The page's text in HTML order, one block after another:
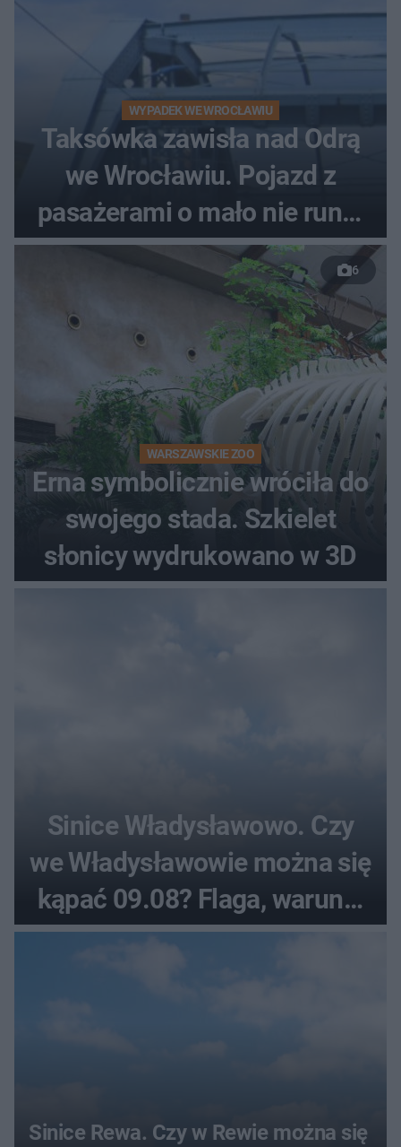
WYPADEK WE WROCŁAWIU
Taksówka zawisła nad Odrą
we Wrocławiu. Pojazd z
pasażerami o mało nie runął
do rzeki
6
WARSZAWSKIE ZOO
Erna symbolicznie wróciła do
swojego stada. Szkielet
słonicy wydrukowano w 3D
Sinice Władysławowo. Czy
we Władysławowie można się
kąpać 09.08? Flaga, warunki
pogodowe
Sinice Rewa. Czy w Rewie można się